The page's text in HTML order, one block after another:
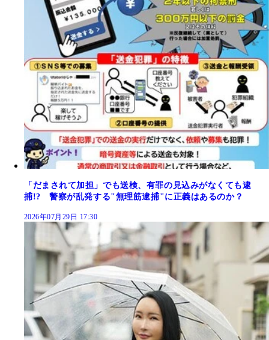
「だまされて加担」でも送検、有罪の見込みがなくても逮
捕!? 警察が乱発する"無理筋逮捕"に正義はあるのか？
2026年07月29日 17:30